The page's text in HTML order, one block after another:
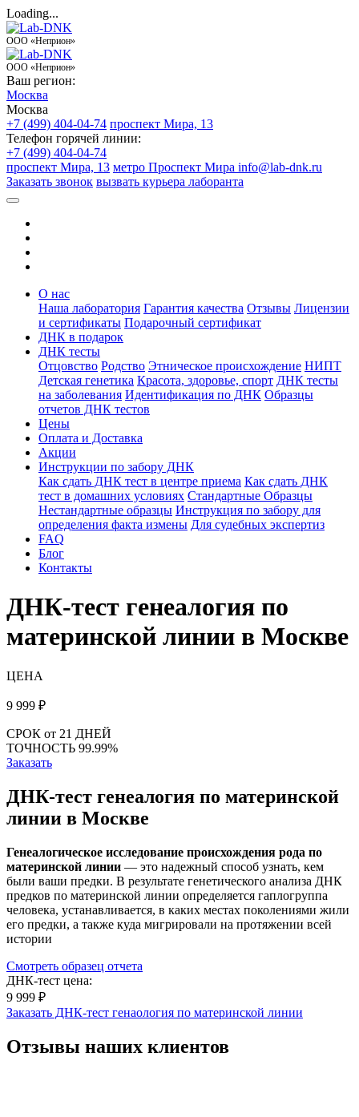
Loading...
ООО «Неприон»
ООО «Неприон»
Ваш регион:
Москва
Москва
+7 (499) 404-04-74 проспект Мира, 13
Телефон горячей линии:
+7 (499) 404-04-74
проспект Мира, 13 метро Проспект Мира info@lab-dnk.ru
Заказать звонок вызвать курьера лаборанта
О нас
Наша лаборатория Гарантия качества Отзывы Лицензии
и сертификаты Подарочный сертификат
ДНК в подарок
ДНК тесты
Отцовство Родство Этническое происхождение НИПТ
Детская генетика Красота, здоровье, спорт ДНК тесты
на заболевания Идентификация по ДНК Образцы
отчетов ДНК тестов
Цены
Оплата и Доставка
Акции
Инструкции по забору ДНК
Как сдать ДНК тест в центре приема Как сдать ДНК
тест в домашних условиях Стандартные Образцы
Нестандартные образцы Инструкция по забору для
определения факта измены Для судебных экспертиз
FAQ
Блог
Контакты
ДНК-тест генеалогия по
материнской линии в Москве
ЦЕНА
9 999 ₽
СРОК от 21 ДНЕЙ
ТОЧНОСТЬ 99.99%
Заказать
ДНК-тест генеалогия по материнской
линии в Москве
Генеалогическое исследование происхождения рода по
материнской линии — это надежный способ узнать, кем
были ваши предки. В результате генетического анализа ДНК
предков по материнской линии определяется гаплогруппа
человека, устанавливается, в каких местах поколениями жили
его предки, а также куда мигрировали на протяжении всей
истории
Смотреть образец отчета
ДНК-тест цена:
9 999 ₽
Заказать ДНК-тест генаология по материнской линии
Отзывы наших клиентов